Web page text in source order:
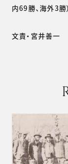
内69勝、海外3勝
文責・宮井善一